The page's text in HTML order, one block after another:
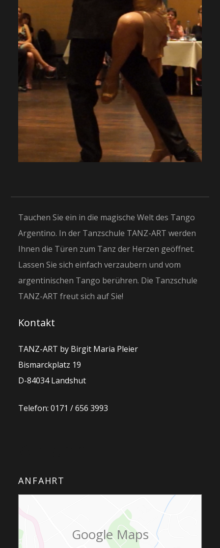
Tauchen Sie ein in die magische Welt des Tango
Argentino. In der Tanzschule TANZ-ART werden
Ihnen die Türen zum Tanz der Herzen geöffnet.
Lassen Sie sich einfach verzaubern und vom
argentinischen Tango berühren. Die Tanzschule
TANZ-ART freut sich auf Sie!
Kontakt
TANZ-ART by Birgit Maria Pleier
Bismarckplatz 19
D-84034 Landshut
Telefon: 0171 / 656 3993
ANFAHRT
Google Maps